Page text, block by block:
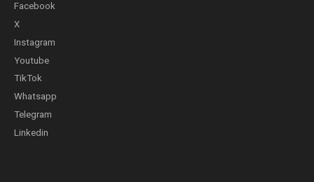
Facebook
X
Instagram
Youtube
TikTok
Whatsapp
Telegram
Linkedin